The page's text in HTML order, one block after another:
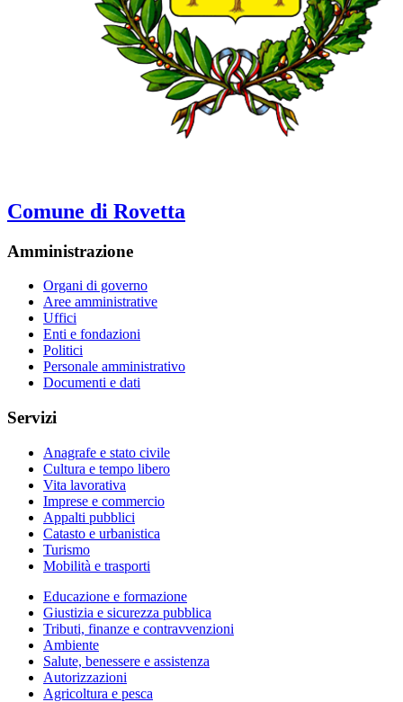
Comune di Rovetta
Amministrazione
Organi di governo
Aree amministrative
Uffici
Enti e fondazioni
Politici
Personale amministrativo
Documenti e dati
Servizi
Anagrafe e stato civile
Cultura e tempo libero
Vita lavorativa
Imprese e commercio
Appalti pubblici
Catasto e urbanistica
Turismo
Mobilità e trasporti
Educazione e formazione
Giustizia e sicurezza pubblica
Tributi, finanze e contravvenzioni
Ambiente
Salute, benessere e assistenza
Autorizzazioni
Agricoltura e pesca